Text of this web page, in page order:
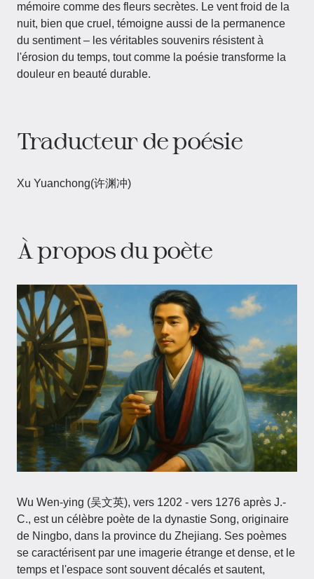
mémoire comme des fleurs secrètes. Le vent froid de la
nuit, bien que cruel, témoigne aussi de la permanence
du sentiment – les véritables souvenirs résistent à
l'érosion du temps, tout comme la poésie transforme la
douleur en beauté durable.
Traducteur de poésie
Xu Yuanchong(许渊冲)
À propos du poète
Wu Wen-ying (吴文英), vers 1202 - vers 1276 après J.-
C., est un célèbre poète de la dynastie Song, originaire
de Ningbo, dans la province du Zhejiang. Ses poèmes
se caractérisent par une imagerie étrange et dense, et le
temps et l'espace sont souvent décalés et sautent,